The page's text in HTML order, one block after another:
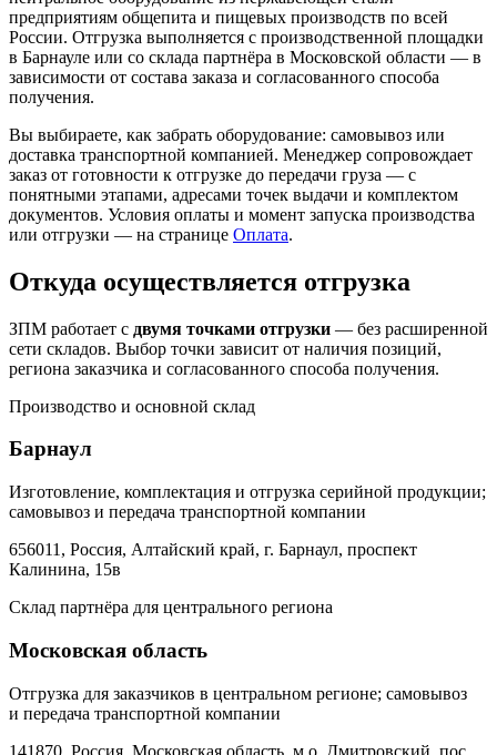
предприятиям общепита и пищевых производств по всей
России. Отгрузка выполняется с производственной площадки
в Барнауле или со склада партнёра в Московской области — в
зависимости от состава заказа и согласованного способа
получения.
Вы выбираете, как забрать оборудование: самовывоз или
доставка транспортной компанией. Менеджер сопровождает
заказ от готовности к отгрузке до передачи груза — с
понятными этапами, адресами точек выдачи и комплектом
документов. Условия оплаты и момент запуска производства
или отгрузки — на странице Оплата.
Откуда осуществляется отгрузка
ЗПМ работает с двумя точками отгрузки — без расширенной
сети складов. Выбор точки зависит от наличия позиций,
региона заказчика и согласованного способа получения.
Производство и основной склад
Барнаул
Изготовление, комплектация и отгрузка серийной продукции;
самовывоз и передача транспортной компании
656011, Россия, Алтайский край, г. Барнаул, проспект
Калинина, 15в
Склад партнёра для центрального региона
Московская область
Отгрузка для заказчиков в центральном регионе; самовывоз
и передача транспортной компании
141870, Россия, Московская область, м.о. Дмитровский, пос.